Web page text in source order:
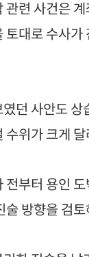
관련 사건은
토대로 수사가
던 사안도 상
수위가 크게
전부터 용인
술 방향을 검